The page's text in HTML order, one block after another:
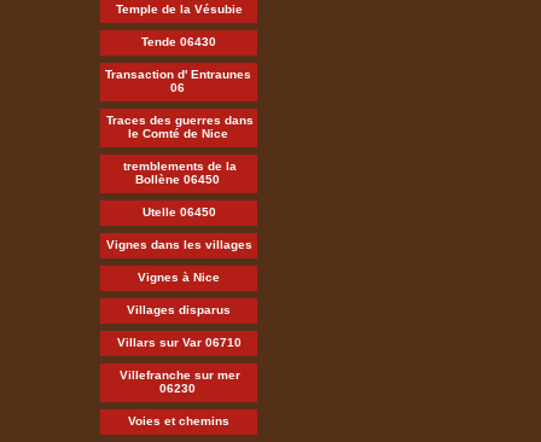
Temple de la Vésubie
Tende 06430
Transaction d' Entraunes
06
Traces des guerres dans
le Comté de Nice
tremblements de la
Bollène 06450
Utelle 06450
Vignes dans les villages
Vignes à Nice
Villages disparus
Villars sur Var 06710
Villefranche sur mer
06230
Voies et chemins